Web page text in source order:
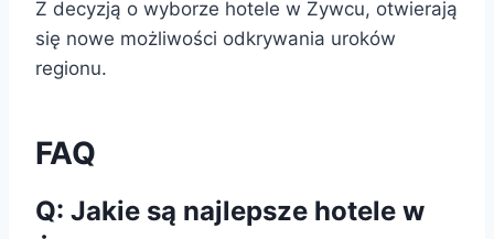
Z decyzją o wyborze hotele w Żywcu, otwierają
się nowe możliwości odkrywania uroków
regionu.
FAQ
Q: Jakie są najlepsze hotele w